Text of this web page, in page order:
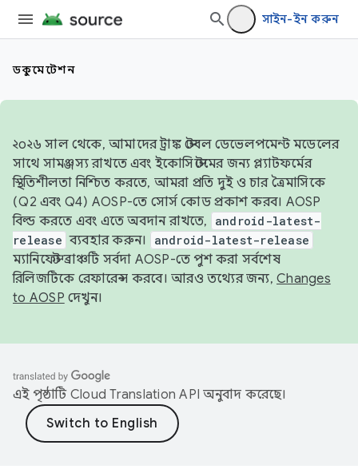
সাইন-ইন করুন
ডকুমেন্টেশন
২০২৬ সাল থেকে, আমাদের ট্রাঙ্ক স্টেবল ডেভেলপমেন্ট মডেলের
সাথে সামঞ্জস্য রাখতে এবং ইকোসিস্টেমের জন্য প্ল্যাটফর্মের
স্থিতিশীলতা নিশ্চিত করতে, আমরা প্রতি দুই ও চার ত্রৈমাসিকে
(Q2 এবং Q4) AOSP-তে সোর্স কোড প্রকাশ করব। AOSP
বিল্ড করতে এবং এতে অবদান রাখতে,
android-latest-
release ব্যবহার করুন। android-latest-release
ম্যানিফেস্ট ব্রাঞ্চটি সর্বদা AOSP-তে পুশ করা সর্বশেষ
রিলিজটিকে রেফারেন্স করবে। আরও তথ্যের জন্য, Changes
to AOSP দেখুন।
এই পৃষ্ঠাটি Cloud Translation API অনুবাদ করেছে।